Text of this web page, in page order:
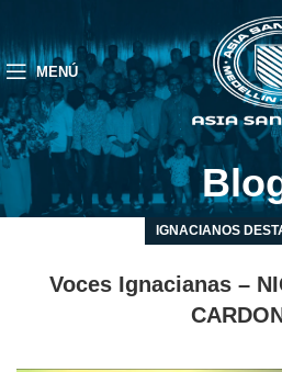
MENÚ
IGNACIANOS
Voces Ignacianas –